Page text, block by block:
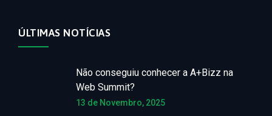
ÚLTIMAS NOTÍCIAS
Não conseguiu conhecer a A+Bizz na
Web Summit?
13 de Novembro, 2025